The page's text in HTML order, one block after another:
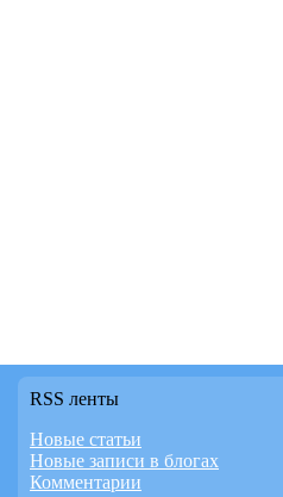
RSS ленты
Новые статьи
Новые записи в блогах
Комментарии